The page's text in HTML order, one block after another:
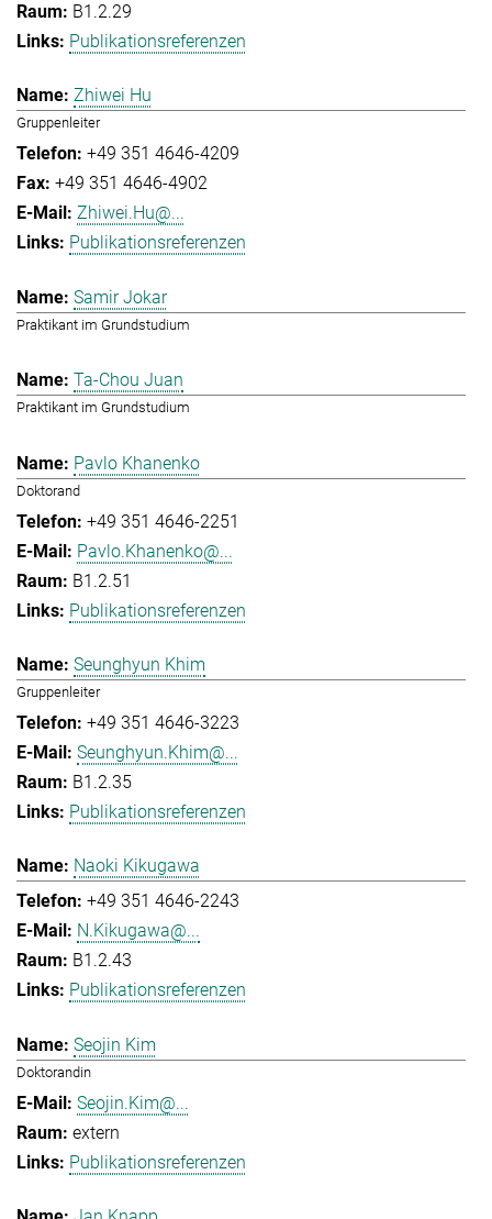
B1.2.29
Publikationsreferenzen
Zhiwei Hu
Gruppenleiter
+49 351 4646-4209
+49 351 4646-4902
Zhiwei.Hu@...
Publikationsreferenzen
Samir Jokar
Praktikant im Grundstudium
Ta-Chou Juan
Praktikant im Grundstudium
Pavlo Khanenko
Doktorand
+49 351 4646-2251
Pavlo.Khanenko@...
B1.2.51
Publikationsreferenzen
Seunghyun Khim
Gruppenleiter
+49 351 4646-3223
Seunghyun.Khim@...
B1.2.35
Publikationsreferenzen
Naoki Kikugawa
+49 351 4646-2243
N.Kikugawa@...
B1.2.43
Publikationsreferenzen
Seojin Kim
Doktorandin
Seojin.Kim@...
extern
Publikationsreferenzen